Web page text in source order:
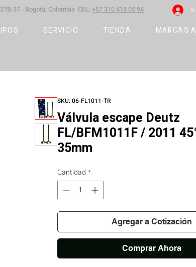
37 - Bogotá, Colombia CEL: +57 310 418 05 94
SERVICIO TIENDA MARCAS
SKU: 06-FL1011-TR
Válvula escape Deutz
FL/BFM1011F / 2011
35mm
Cantidad *
Agregar a Cotización
Comprar Ahora